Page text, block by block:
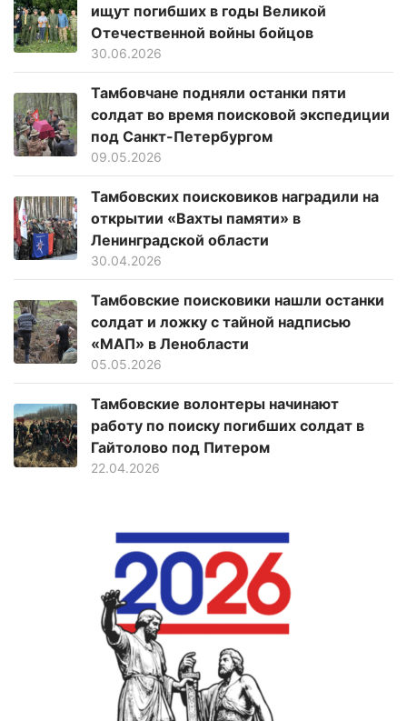
ищут погибших в годы Великой
Отечественной войны бойцов
30.06.2026
Тамбовчане подняли останки пяти
солдат во время поисковой экспедиции
под Санкт-Петербургом
09.05.2026
Тамбовских поисковиков наградили на
открытии «Вахты памяти» в
Ленинградской области
30.04.2026
Тамбовские поисковики нашли останки
солдат и ложку с тайной надписью
«МАП» в Ленобласти
05.05.2026
Тамбовские волонтеры начинают
работу по поиску погибших солдат в
Гайтолово под Питером
22.04.2026